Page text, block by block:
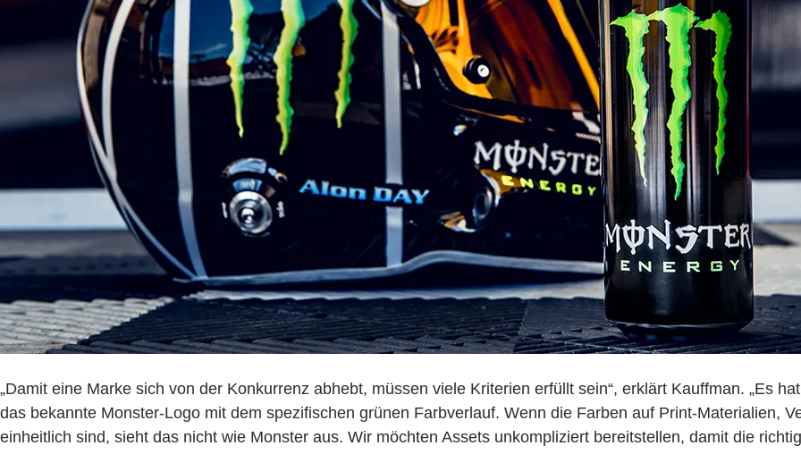
„Damit eine Marke sich von der Konkurrenz abhebt, müssen viele Kriterien erfüllt sein“, erklärt Kauffman. „Es
das bekannte Monster-Logo mit dem spezifischen grünen Farbverlauf. Wenn die Farben auf Print-Materialien,
einheitlich sind, sieht das nicht wie Monster aus. Wir möchten Assets unkompliziert bereitstellen, damit die